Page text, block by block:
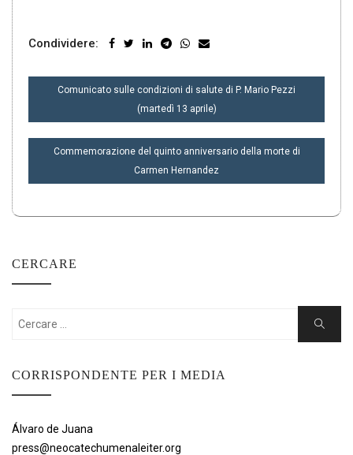
Condividere:
NAVIGAZIONE
Comunicato sulle condizioni di salute di P. Mario Pezzi
(martedì 13 aprile)
Commemorazione del quinto anniversario della morte di
Carmen Hernandez
CERCARE
Cercare:
Ricerca
CORRISPONDENTE PER I MEDIA
Álvaro de Juana
press@neocatechumenaleiter.org